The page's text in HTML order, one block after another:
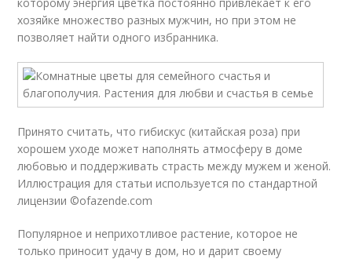
хозяйке множество разных мужчин, но при этом не
позволяет найти одного избранника.
Принято считать, что гибискус (китайская роза) при
хорошем уходе может наполнять атмосферу в доме
любовью и поддерживать страсть между мужем и женой.
Иллюстрация для статьи используется по стандартной
лицензии ©ofazende.com
Популярное и неприхотливое растение, которое не
только приносит удачу в дом, но и дарит своему